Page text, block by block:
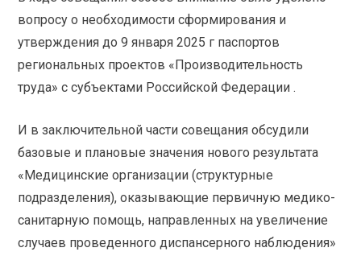
вопросу о необходимости сформирования и
утверждения до 9 января 2025 г паспортов
региональных проектов «Производительность
труда» с субъектами Российской Федерации .
И в заключительной части совещания обсудили
базовые и плановые значения нового результата
«Медицинские организации (структурные
подразделения), оказывающие первичную медико-
санитарную помощь, направленных на увеличение
случаев проведенного диспансерного наблюдения»